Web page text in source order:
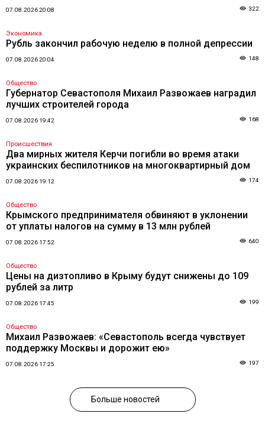
07.08.2026 20:08 322
Экономика
Рубль закончил рабочую неделю в полной депрессии
07.08.2026 20:04 148
Общество
Губернатор Севастополя Михаил Развожаев наградил
лучших строителей города
07.08.2026 19:42 168
Происшествия
Два мирных жителя Керчи погибли во время атаки
украинских беспилотников на многоквартирный дом
07.08.2026 19:12 174
Общество
Крымского предпринимателя обвиняют в уклонении
от уплаты налогов на сумму в 13 млн рублей
07.08.2026 17:52 640
Общество
Цены на дизтопливо в Крыму будут снижены до 109
рублей за литр
07.08.2026 17:45 199
Общество
Михаил Развожаев: «Севастополь всегда чувствует
поддержку Москвы и дорожит ею»
07.08.2026 17:25 197
Больше новостей